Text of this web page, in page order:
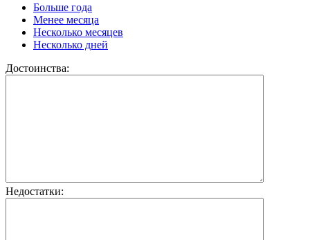
Больше года
Менее месяца
Несколько месяцев
Несколько дней
Достоинства:
Недостатки: